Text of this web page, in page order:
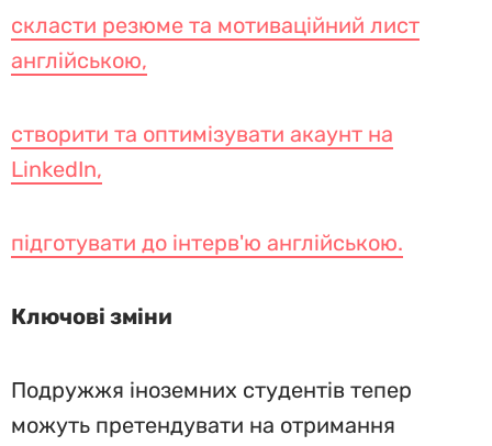
скласти резюме та мотиваційний лист
англійською,
створити та оптимізувати акаунт на
LinkedIn,
підготувати до інтерв'ю англійською.
Ключові зміни
Подружжя іноземних студентів тепер
можуть претендувати на отримання